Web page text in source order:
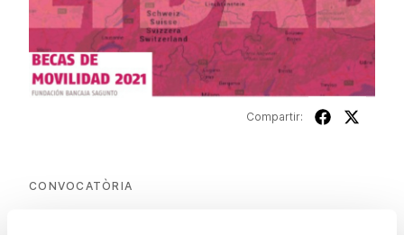
Compartir:
CONVOCATÒRIA